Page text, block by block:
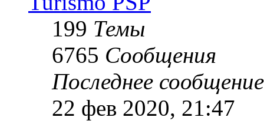
199 Темы
6765 Сообщения
Последнее сообщение
22 фев 2020, 21:47